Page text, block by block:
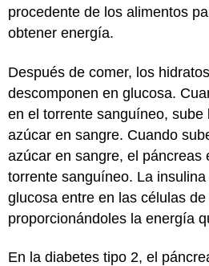
procedente de los alimentos
obtener energía.
Después de comer, los
descomponen en glucosa.
en el torrente sanguíneo, sube
azúcar en sangre. Cuando
azúcar en sangre, el páncreas
torrente sanguíneo. La
glucosa entre en las células
proporcionándoles la energía
En la diabetes tipo 2, el